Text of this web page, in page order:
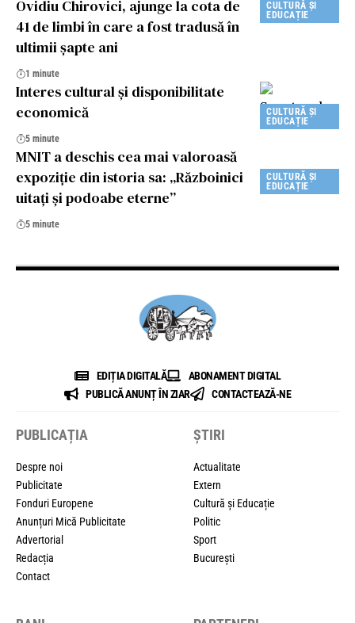
CULTURĂ ȘI
EDUCAȚIE
Ovidiu Chirovici, ajunge la cota de
41 de limbi în care a fost tradusă în
ultimii șapte ani
1 minute
CULTURĂ ȘI
EDUCAȚIE
Interes cultural şi disponibilitate
economică
5 minute
CULTURĂ ȘI
EDUCAȚIE
MNIT a deschis cea mai valoroasă
expoziție din istoria sa: „Războinici
uitați și podoabe eterne”
5 minute
EDIȚIA DIGITALĂ
ABONAMENT DIGITAL
PUBLICĂ ANUNȚ ÎN ZIAR
CONTACTEAZĂ-NE
PUBLICAȚIA
Despre noi
Publicitate
Fonduri Europene
Anunțuri Mică Publicitate
Advertorial
Redacția
Contact
ȘTIRI
Actualitate
Extern
Cultură și Educație
Politic
Sport
București